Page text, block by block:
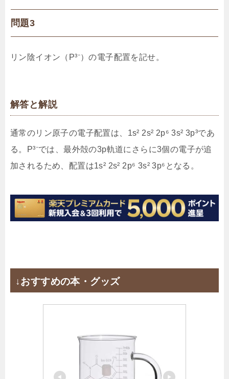
問題3
リン陰イオン（P³⁻）の電子配置を記せ。
解答と解説
通常のリン原子の電子配置は、1s² 2s² 2p⁶ 3s² 3p³であ
る。P³⁻では、最外殻の3p軌道にさらに3個の電子が追
加されるため、配置は1s² 2s² 2p⁶ 3s² 3p⁶となる。
↓おすすめの本・グッズ